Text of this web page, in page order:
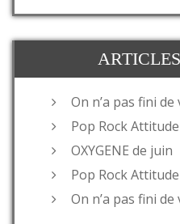
On n’a pas fini
Pop Rock
OXYGENE de juin
Pop Rock
On n’a pas fini